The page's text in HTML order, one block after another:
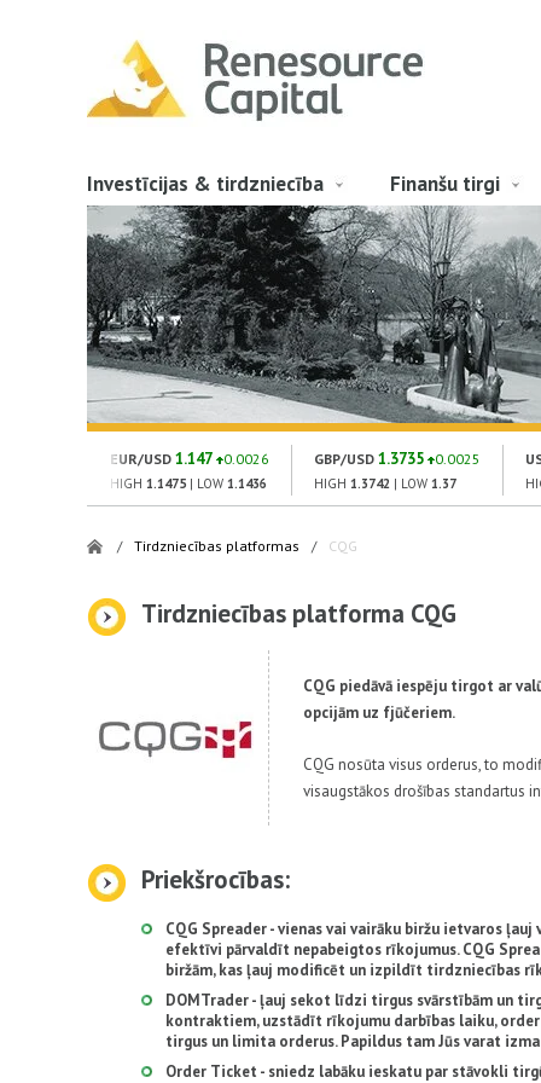
Investīcijas & tirdzniecība Finanšu tirgi
EUR/USD 1.147 0.0026
HIGH 1.1475 | LOW 1.1436
GBP/USD 1.3735 0.0025
HIGH 1.3742 | LOW 1.37
/ Tirdzniecības platformas / CQG
Tirdzniecības platforma CQG
CQG piedāvā iespēju tirgot ar
opcijām uz fjūčeriem.
CQG nosūta visus orderus, to
visaugstākos drošības standartus
Priekšrocības:
CQG Spreader - vienas vai vairāku biržu ietvaros
efektīvi pārvaldīt nepabeigtos rīkojumus. CQG
biržām, kas ļauj modificēt un izpildīt tirdzniecības
DOMTrader - ļauj sekot līdzi tirgus svārstībām un
kontraktiem, uzstādīt rīkojumu darbības laiku,
tirgus un limita orderus. Papildus tam Jūs varat
Order Ticket - sniedz labāku ieskatu par stāvokli